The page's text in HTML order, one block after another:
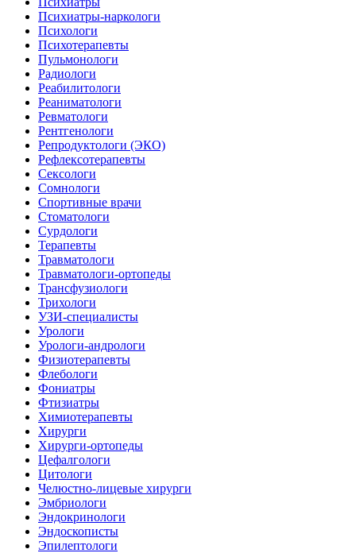
Психиатры-наркологи
Психологи
Психотерапевты
Пульмонологи
Радиологи
Реабилитологи
Реаниматологи
Ревматологи
Рентгенологи
Репродуктологи (ЭКО)
Рефлексотерапевты
Сексологи
Сомнологи
Спортивные врачи
Стоматологи
Сурдологи
Терапевты
Травматологи
Травматологи-ортопеды
Трансфузиологи
Трихологи
УЗИ-специалисты
Урологи
Урологи-андрологи
Физиотерапевты
Флебологи
Фониатры
Фтизиатры
Химиотерапевты
Хирурги
Хирурги-ортопеды
Цефалгологи
Цитологи
Челюстно-лицевые хирурги
Эмбриологи
Эндокринологи
Эндоскописты
Эпилептологи